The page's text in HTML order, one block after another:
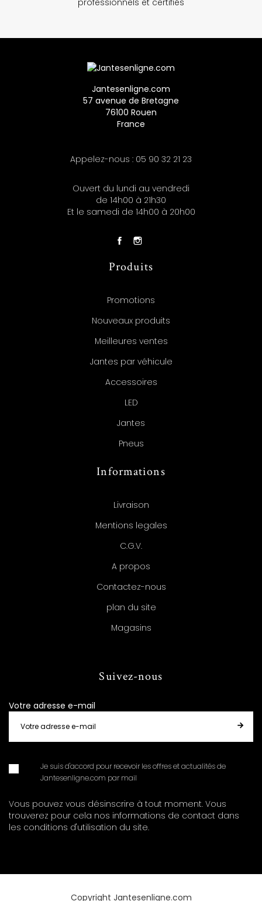
Jantesenligne.com
57 avenue de Bretagne
76100 Rouen
France
Appelez-nous : 05 90 32 21 23
Ouvert du lundi au vendredi
de 14h00 à 21h30
Et le samedi de 14h00 à 20h00
Produits
Promotions
Nouveaux produits
Meilleures ventes
Jantes par véhicule
Accessoires
LED
Jantes
Pneus
Informations
Livraison
Mentions legales
C.G.V.
A propos
Contactez-nous
plan du site
Magasins
Suivez-nous
Votre adresse e-mail
Je suis d'accord pour recevoir les offres et actualités de
Jantesenligne.com par mail
Vous pouvez vous désinscrire à tout moment. Vous
trouverez pour cela nos informations de contact dans
les conditions d'utilisation du site.
Copyright Jantesenligne.com